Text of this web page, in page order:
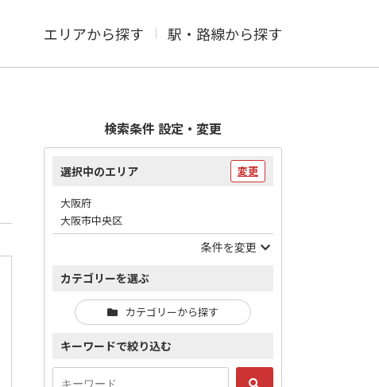
エリアから探す 駅・路線から探す
検索条件 設定・変更
選択中のエリア 変更
大阪府
大阪市中央区
条件を変更
カテゴリーを選ぶ
カテゴリーから探す
キーワードで絞り込む